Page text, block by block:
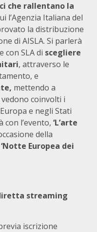
che rallentano la
l’Agenzia Italiana del
la distribuzione
di AISLA. Si parlerà
con SLA di scegliere
, attraverso le
e
mettendo a
coinvolti i
e negli Stati
con l’evento, ‘L’arte
della
‘Notte Europea dei
streaming
iscrizione